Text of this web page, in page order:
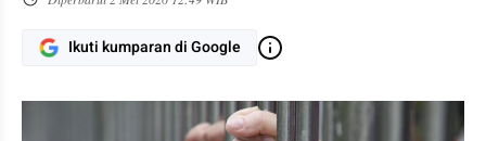
Ikuti kumparan di Google